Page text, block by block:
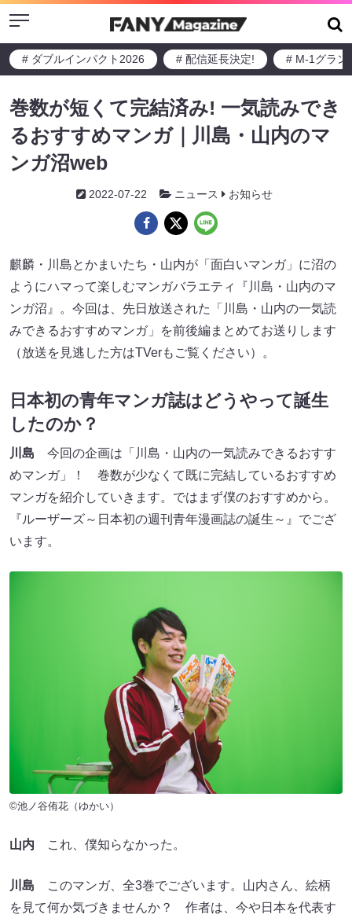
Menu
# ダブルインパクト2026 # 配信延長決定! # M-1グラン
巻数が短くて完結済み! 一気読みでき
るおすすめマンガ｜川島・山内のマ
ンガ沼web
2022-07-22 ニュース お知らせ
麒麟・川島とかまいたち・山内が「面白いマンガ」に沼の
ようにハマって楽しむマンガバラエティ『川島・山内のマ
ンガ沼』。今回は、先日放送された「川島・山内の一気読
みできるおすすめマンガ」を前後編まとめてお送りします
（放送を見逃した方はTVerもご覧ください）。
日本初の青年マンガ誌はどうやって誕生
したのか？
川島 今回の企画は「川島・山内の一気読みできるおすす
めマンガ」！ 巻数が少なくて既に完結しているおすすめ
マンガを紹介していきます。ではまず僕のおすすめから。
『ルーザーズ～日本初の週刊青年漫画誌の誕生～』でござ
います。
©池ノ谷侑花（ゆかい）
山内 これ、僕知らなかった。
川島 このマンガ、全3巻でございます。山内さん、絵柄
を見て何か気づきませんか？ 作者は、今や日本を代表す